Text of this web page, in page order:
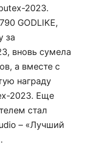
2023.
GODLIKE,
за
вновь сумела
а вместе с
награду
2023. Еще
стал
– «Лучший